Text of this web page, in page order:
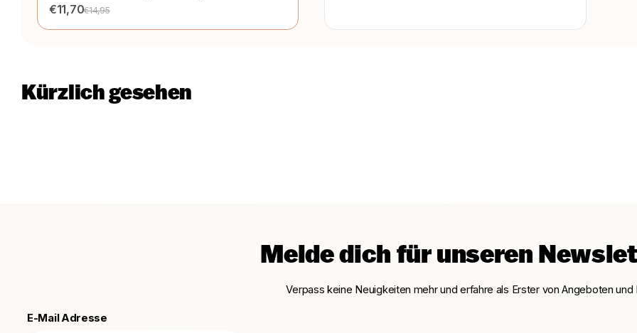
€11,70€14,95
Kürzlich gesehen
Melde dich für unseren
Verpass keine Neuigkeiten mehr und erfahre als Erster von Angeboten und
E-Mail Adresse